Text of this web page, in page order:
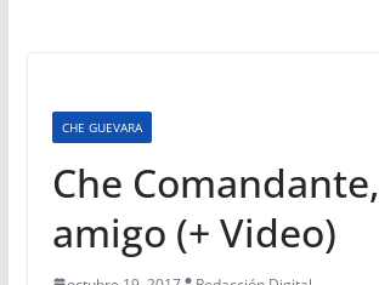
CHE GUEVARA
Che Comandante,
amigo (+ Video)